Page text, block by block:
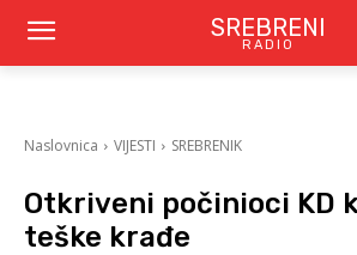
SREBRENI
RADIO
Naslovnica VIJESTI SREBRENIK
Otkriveni počinioci KD
teške krađe